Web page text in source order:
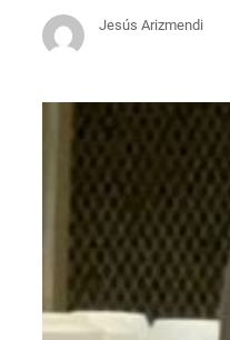
Jesús Arizmendi